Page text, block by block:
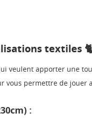
textiles
veulent apporter une
vous permettre de jouer
: